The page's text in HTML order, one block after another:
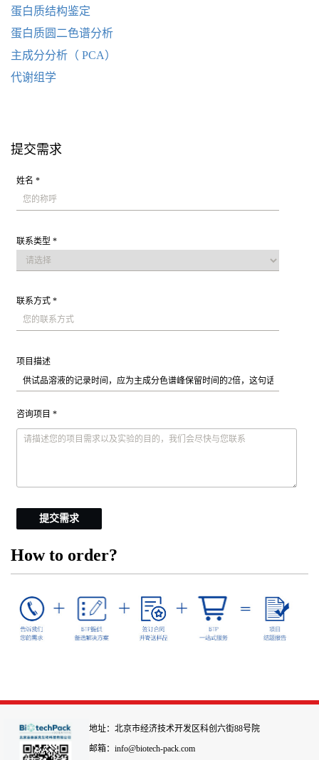
蛋白质结构鉴定
蛋白质圆二色谱分析
主成分分析（ PCA）
代谢组学
提交需求
姓名 *
联系类型 *
联系方式 *
项目描述
咨询项目 *
提交需求
How to order?
地址：北京市经济技术开发区科创六街88号院
邮箱：info@biotech-pack.com